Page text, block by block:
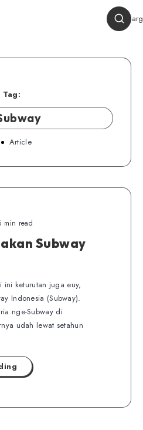
Tag:
Article
min read
Subway
ini keturutan juga euy,
Indonesia (Subway).
nge-Subway di
udah lewat setahun